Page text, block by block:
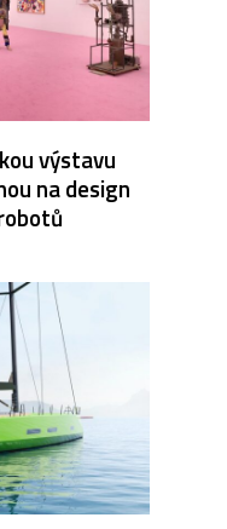
výstavu
na design